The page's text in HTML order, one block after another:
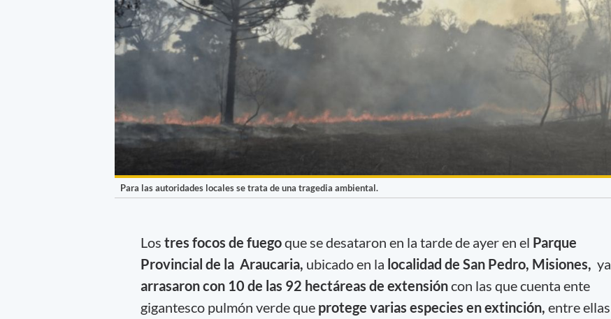
Para las autoridades locales se trata de una tragedia ambiental.
Los tres focos de fuegoque se desataron en la tarde de ayer en el Parque
Provincial de la Araucaria, ubicado en la localidad de San Pedro, Misiones, ya
arrasaron con 10 de las 92 hectáreas de extensióncon las que cuenta ente
gigantesco pulmón verde queprotege varias especies en extinción, entre ellas